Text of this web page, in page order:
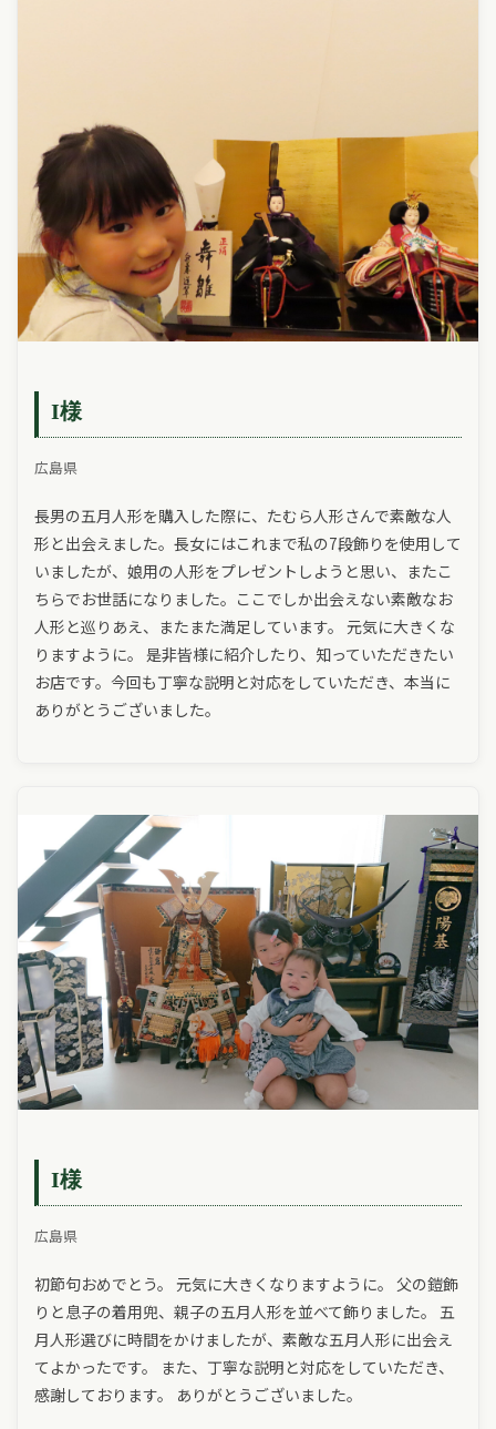
I様
広島県
長男の五月人形を購入した際に、たむら人形さんで素敵な人
形と出会えました。長女にはこれまで私の7段飾りを使用して
いましたが、娘用の人形をプレゼントしようと思い、またこ
ちらでお世話になりました。ここでしか出会えない素敵なお
人形と巡りあえ、またまた満足しています。 元気に大きくな
りますように。 是非皆様に紹介したり、知っていただきたい
お店です。今回も丁寧な説明と対応をしていただき、本当に
ありがとうございました。
I様
広島県
初節句おめでとう。 元気に大きくなりますように。 父の鎧飾
りと息子の着用兜、親子の五月人形を並べて飾りました。 五
月人形選びに時間をかけましたが、素敵な五月人形に出会え
てよかったです。 また、丁寧な説明と対応をしていただき、
感謝しております。 ありがとうございました。